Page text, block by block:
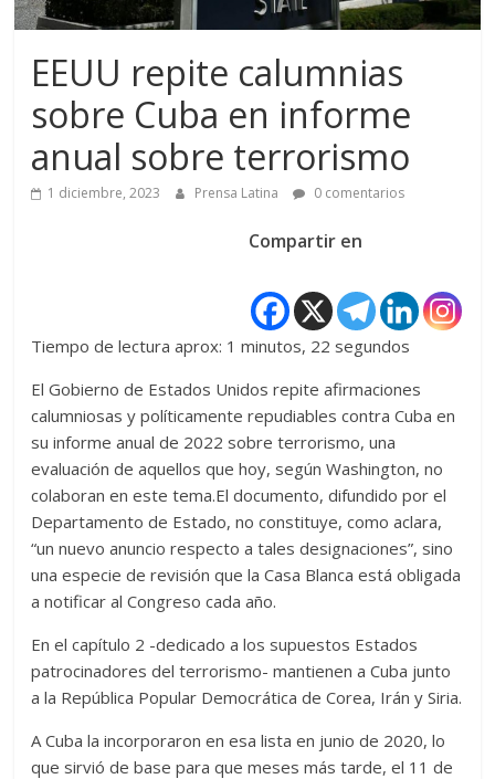
EEUU repite calumnias
sobre Cuba en informe
anual sobre terrorismo
1 diciembre, 2023 Prensa Latina 0 comentarios
Compartir en
Tiempo de lectura aprox: 1 minutos, 22 segundos
El Gobierno de Estados Unidos repite afirmaciones
calumniosas y políticamente repudiables contra Cuba en
su informe anual de 2022 sobre terrorismo, una
evaluación de aquellos que hoy, según Washington, no
colaboran en este tema.El documento, difundido por el
Departamento de Estado, no constituye, como aclara,
“un nuevo anuncio respecto a tales designaciones”, sino
una especie de revisión que la Casa Blanca está obligada
a notificar al Congreso cada año.
En el capítulo 2 -dedicado a los supuestos Estados
patrocinadores del terrorismo- mantienen a Cuba junto
a la República Popular Democrática de Corea, Irán y Siria.
A Cuba la incorporaron en esa lista en junio de 2020, lo
que sirvió de base para que meses más tarde, el 11 de